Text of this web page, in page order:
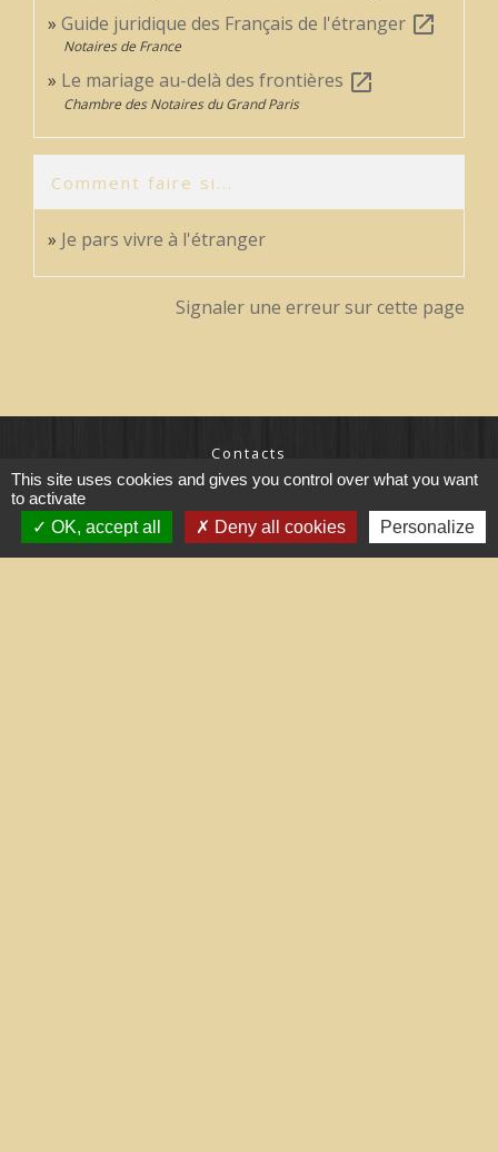
Guide juridique des Français de l'étranger open_in_new
Notaires de France
Le mariage au-delà des frontières open_in_new
Chambre des Notaires du Grand Paris
Comment faire si...
Je pars vivre à l'étranger
Signaler une erreur sur cette page
Contacts
Commune de Treilles
11510 Treilles - FRANCE
+33 4 68 45 71 81
This site uses cookies and gives you control over what you want
to activate
OK, accept all
Deny all cookies Personalize